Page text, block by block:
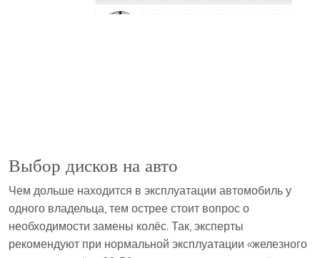
Выбор дисков на авто
Чем дольше находится в эксплуатации автомобиль у
одного владельца, тем острее стоит вопрос о
необходимости замены колёс. Так, эксперты
рекомендуют при нормальной эксплуатации «железного